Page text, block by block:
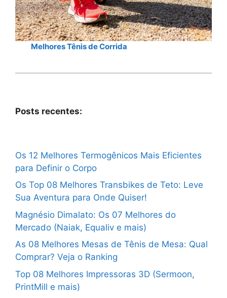
Melhores Tênis de Corrida
Posts recentes:
Os 12 Melhores Termogênicos Mais Eficientes
para Definir o Corpo
Os Top 08 Melhores Transbikes de Teto: Leve
Sua Aventura para Onde Quiser!
Magnésio Dimalato: Os 07 Melhores do
Mercado (Naiak, Equaliv e mais)
As 08 Melhores Mesas de Tênis de Mesa: Qual
Comprar? Veja o Ranking
Top 08 Melhores Impressoras 3D (Sermoon,
PrintMill e mais)